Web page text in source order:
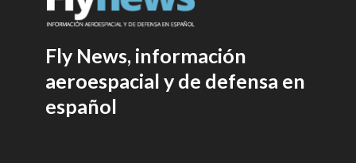
Fly News, información
aeroespacial y de defensa en
español